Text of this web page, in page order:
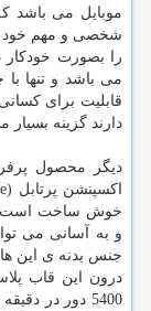
موبایل می باشد
شخصی و مهم خود
را بصورت خودکار
می باشد و تنها با
قابلیت برای
دارند گزینه
دیگر محصول
خوش ساخت است
و به آسانی می
جنس بدنه ی این
5400 دور در